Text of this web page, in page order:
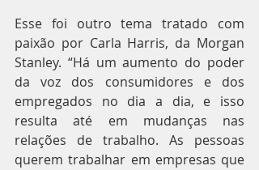
Esse foi outro tema tratado com
paixão por Carla Harris, da Morgan
Stanley. “Há um aumento do poder
da voz dos consumidores e dos
empregados no dia a dia, e isso
resulta até em mudanças nas
relações de trabalho. As pessoas
querem trabalhar em empresas que